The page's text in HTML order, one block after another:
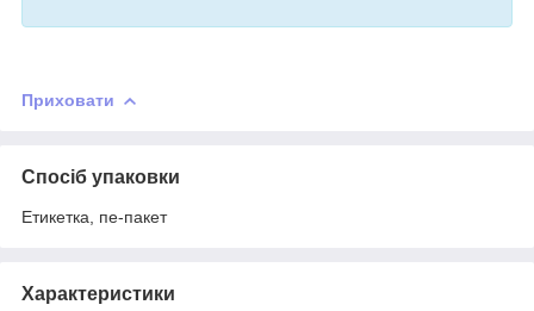
Приховати
Спосіб упаковки
Етикетка, пе-пакет
Характеристики